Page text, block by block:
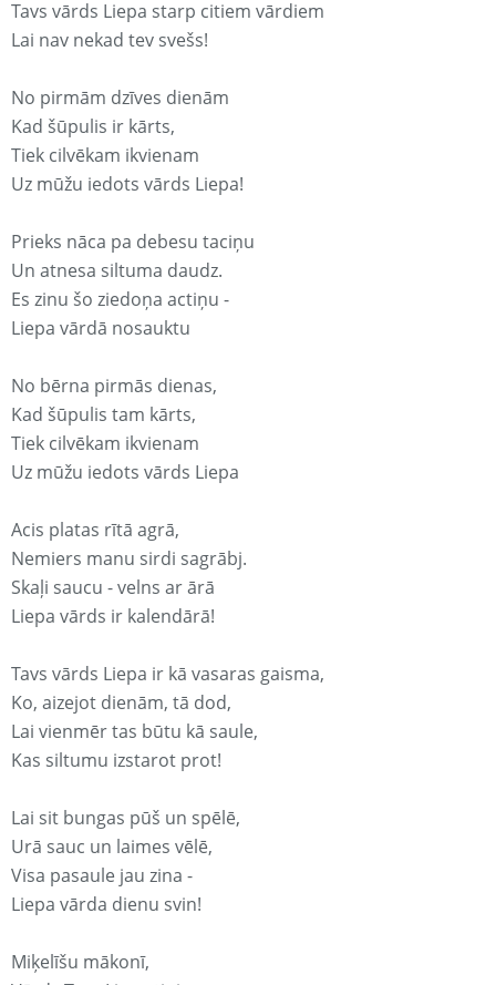
Tavs vārds Liepa starp citiem vārdiem
Lai nav nekad tev svešs!
No pirmām dzīves dienām
Kad šūpulis ir kārts,
Tiek cilvēkam ikvienam
Uz mūžu iedots vārds Liepa!
Prieks nāca pa debesu taciņu
Un atnesa siltuma daudz.
Es zinu šo ziedoņa actiņu -
Liepa vārdā nosauktu
No bērna pirmās dienas,
Kad šūpulis tam kārts,
Tiek cilvēkam ikvienam
Uz mūžu iedots vārds Liepa
Acis platas rītā agrā,
Nemiers manu sirdi sagrābj.
Skaļi saucu - velns ar ārā
Liepa vārds ir kalendārā!
Tavs vārds Liepa ir kā vasaras gaisma,
Ko, aizejot dienām, tā dod,
Lai vienmēr tas būtu kā saule,
Kas siltumu izstarot prot!
Lai sit bungas pūš un spēlē,
Urā sauc un laimes vēlē,
Visa pasaule jau zina -
Liepa vārda dienu svin!
Miķelīšu mākonī,